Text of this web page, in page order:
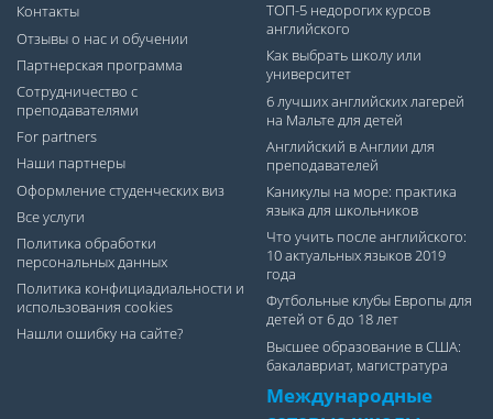
Контакты
Отзывы о нас и обучении
Партнерская программа
Сотрудничество с
преподавателями
For partners
Наши партнеры
Оформление студенческих виз
Все услуги
Политика обработки
персональных данных
Политика конфициадиальности и
использования cookies
Нашли ошибку на сайте?
ТОП-5 недорогих курсов
английского
Как выбрать школу или
университет
6 лучших английских лагерей
на Мальте для детей
Английский в Англии для
преподавателей
Каникулы на море: практика
языка для школьников
Что учить после английского:
10 актуальных языков 2019
года
Футбольные клубы Европы для
детей от 6 до 18 лет
Высшее образование в США:
бакалавриат, магистратура
Международные